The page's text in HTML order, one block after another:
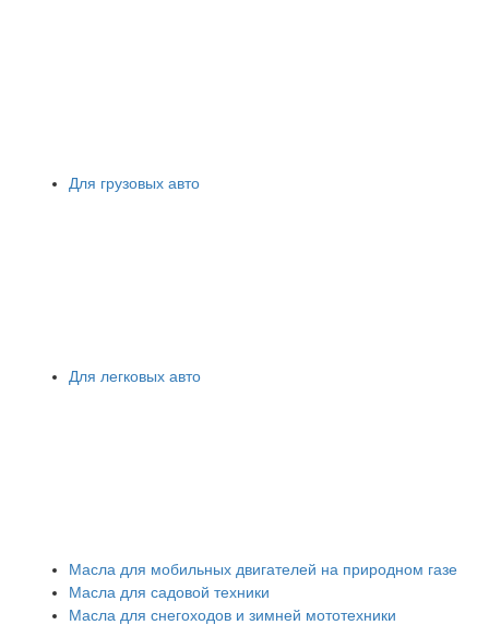
Для грузовых авто
Для легковых авто
Масла для мобильных двигателей на природном газе
Масла для садовой техники
Масла для снегоходов и зимней мототехники